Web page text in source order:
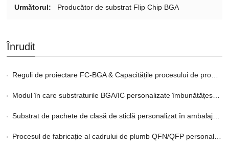
Următorul:
Producător de substrat Flip Chip BGA
Înrudit
Reguli de proiectare FC-BGA & Capacitățile procesului de producție
Modul în care substraturile BGA/IC personalizate îmbunătățesc integritatea semnalului
Substrat de pachete de clasă de sticlă personalizat în ambalaje 2.5D și 3D
Procesul de fabricație al cadrului de plumb QFN/QFP personalizat